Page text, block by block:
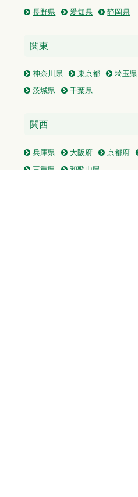
長野県
愛知県 静岡県
関東
神奈川県 東京都 埼玉県
茨城県
千葉県
関西
兵庫県 大阪府 京都府
三重県
和歌山県